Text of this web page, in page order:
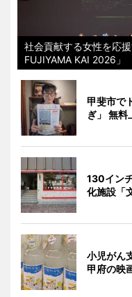
社会貢献する女性を応
FUJIYAMA KAI 2026」
甲斐市で
ぎ」 無料
130イン
化施設「
小児がん
甲府の映